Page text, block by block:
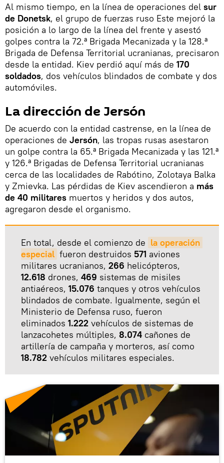
Al mismo tiempo, en la línea de operaciones del sur
de Donetsk, el grupo de fuerzas ruso Este mejoró la
posición a lo largo de la línea del frente y asestó
golpes contra la 72.ª Brigada Mecanizada y la 128.ª
Brigada de Defensa Territorial ucranianas, precisaron
desde la entidad. Kiev perdió aquí más de 170
soldados, dos vehículos blindados de combate y dos
automóviles.
La dirección de Jersón
De acuerdo con la entidad castrense, en la línea de
operaciones de Jersón, las tropas rusas asestaron
un golpe contra la 65.ª Brigada Mecanizada y las 121.ª
y 126.ª Brigadas de Defensa Territorial ucranianas
cerca de las localidades de Rabótino, Zolotaya Balka
y Zmievka. Las pérdidas de Kiev ascendieron a más
de 40 militares muertos y heridos y dos autos,
agregaron desde el organismo.
En total, desde el comienzo de la operación
especial fueron destruidos 571 aviones
militares ucranianos, 266 helicópteros,
12.618 drones, 469 sistemas de misiles
antiaéreos, 15.076 tanques y otros vehículos
blindados de combate. Igualmente, según el
Ministerio de Defensa ruso, fueron
eliminados 1.222 vehículos de sistemas de
lanzacohetes múltiples, 8.074 cañones de
artillería de campaña y morteros, así como
18.782 vehículos militares especiales.